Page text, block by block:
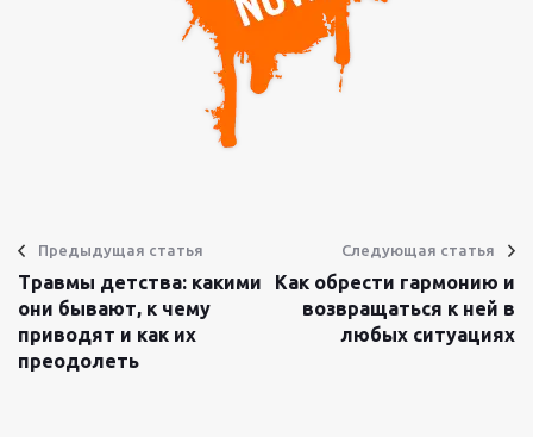
Предыдущая статья
Травмы детства: какими
они бывают, к чему
приводят и как их
преодолеть
Следующая статья
Как обрести гармонию и
возвращаться к ней в
любых ситуациях